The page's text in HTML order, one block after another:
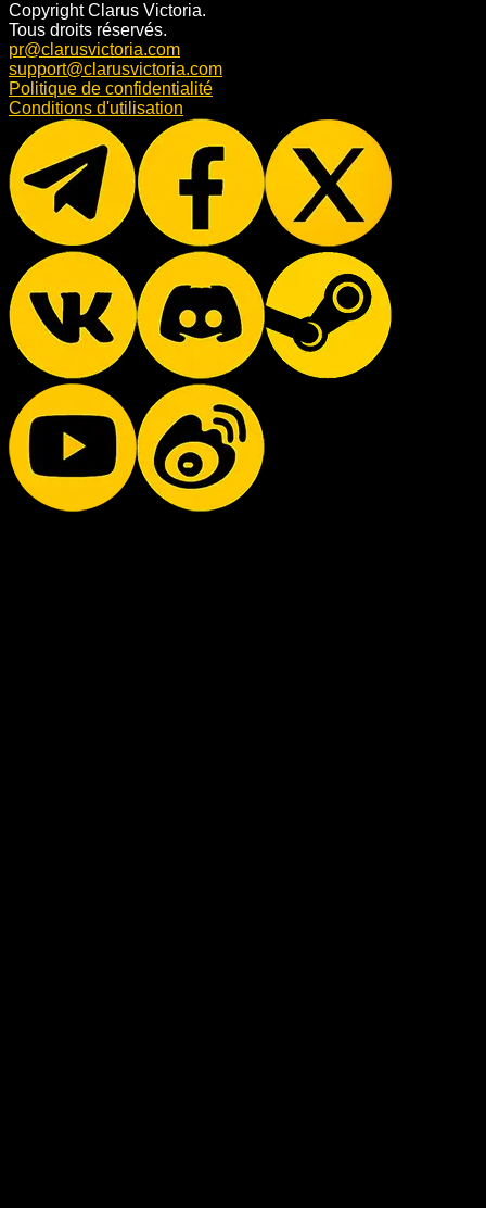
Copyright Clarus Victoria.
Tous droits réservés.
pr@clarusvictoria.com
support@clarusvictoria.com
Politique de confidentialité
Conditions d'utilisation